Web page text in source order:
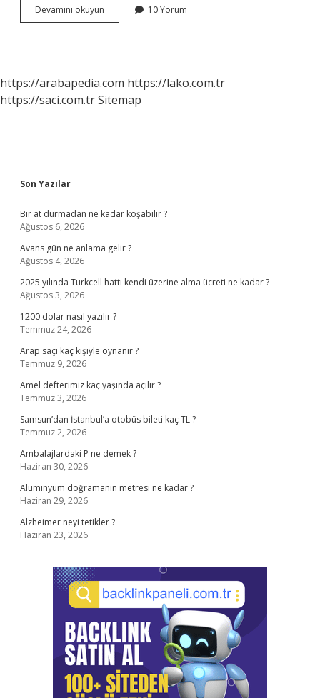
Devamını okuyun
Etmenin
10 Yorum
https://arabapedia.com https://lako.com.tr
https://saci.com.trSitemap
Sidebar
Son Yazılar
Bir at durmadan ne kadar koşabilir ?
Ağustos 6, 2026
Avans gün ne anlama gelir ?
Ağustos 4, 2026
2025 yılında Turkcell hattı kendi üzerine alma ücreti ne kadar ?
Ağustos 3, 2026
1200 dolar nasıl yazılır ?
Temmuz 24, 2026
Arap saçı kaç kişiyle oynanır ?
Temmuz 9, 2026
Amel defterimiz kaç yaşında açılır ?
Temmuz 3, 2026
Samsun’dan İstanbul’a otobüs bileti kaç TL ?
Temmuz 2, 2026
Ambalajlardaki P ne demek ?
Haziran 30, 2026
Alüminyum doğramanın metresi ne kadar ?
Haziran 29, 2026
Alzheimer neyi tetikler ?
Haziran 23, 2026